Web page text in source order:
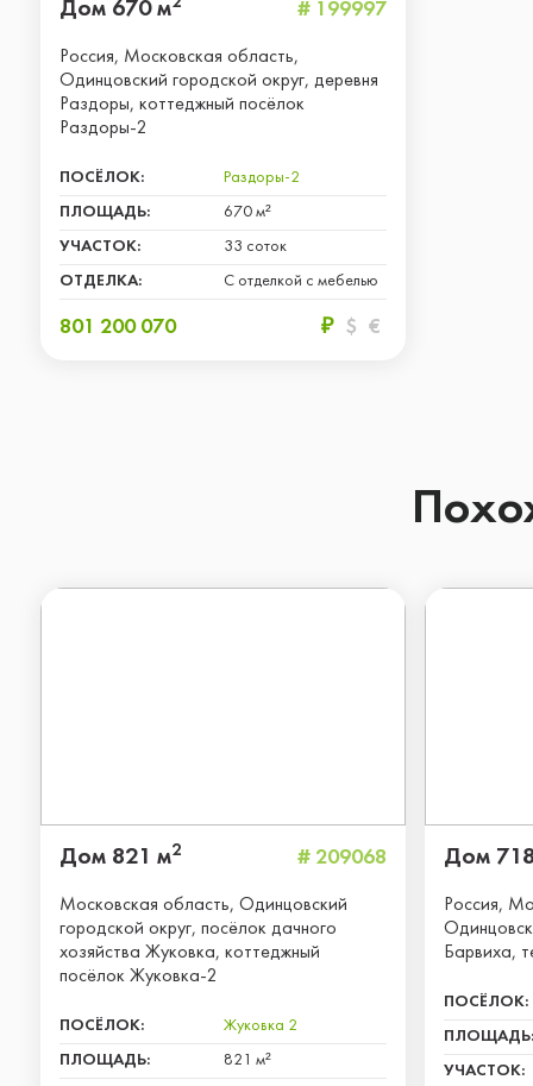
Дом 670 м # 199997
Россия, Московская область,
Одинцовский городской округ, деревня
Раздоры, коттеджный посёлок
Раздоры-2
ПОСЁЛОК: Раздоры-2
ПЛОЩАДЬ: 670 м²
УЧАСТОК: 33 соток
ОТДЕЛКА: С отделкой с мебелью
801 200 070 ₽ $ €
Дом 821 м2 # 209068
Московская область, Одинцовский
городской округ, посёлок дачного
хозяйства Жуковка, коттеджный
посёлок Жуковка-2
ПОСЁЛОК: Жуковка 2
ПЛОЩАДЬ: 821 м²
Дом
Россия,
Барвиха,
ПОСЁЛОК:
ПЛОЩАДЬ:
УЧАСТОК: